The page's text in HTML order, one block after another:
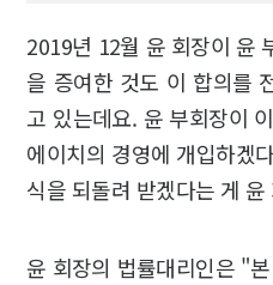
2019년 12월 윤 회장이 윤
을 증여한 것도 이 합의를
고 있는데요. 윤 부회장이
에이치의 경영에 개입하겠
식을 되돌려 받겠다는 게
윤 회장의 법률대리인은 "